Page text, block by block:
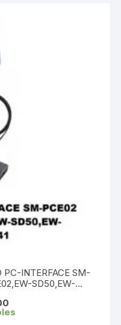
PC-INTERFACE SM-
SD50,EW-